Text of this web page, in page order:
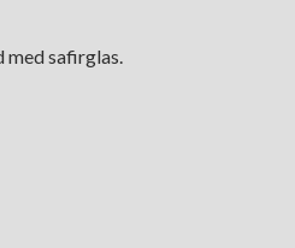
safirglas.